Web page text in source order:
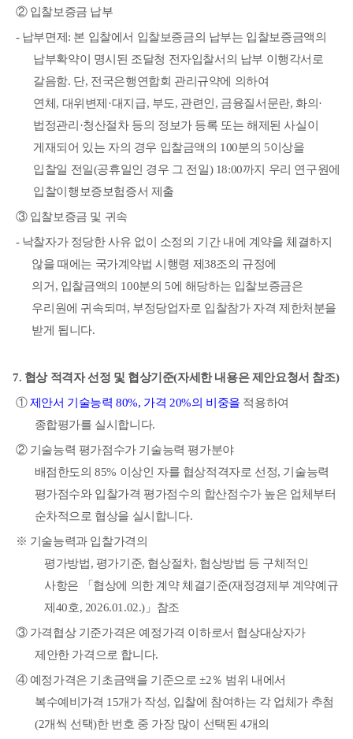
② 입찰보증금 납부
- 납부면제 : 본 입찰에서 입찰보증금의 납부는 입찰보증금액의
납부확약이 명시된 조달청 전자입찰서의 납부 이행각서로
갈음함. 단, 전국은행연합회 관리규약에 의하여
연체 , 대위 변제 ·대지급, 부도, 관련인 , 금융질서문란, 화의 ·
법정관리 ·청산절차 등의 정보가 등록 또는 해제된 사실이
게재되어 있는 자의 경우 입찰금액의 100분의 5이상을
입찰일 전일(공휴일인 경우 그 전일) 18:00까지 우리 연구원에
입찰이행보증보험증서 제출
③ 입찰보증금 및 귀속
- 낙찰자가 정당한 사유 없이 소정의 기간 내에 계약을 체결하지
않을 때에는 국가계약법시행령 제38조의 규정에
의거 , 입찰금액의 100분의 5에 해당하는 입찰보증금은
우리원에 귀속되며 , 부정당업자로 입찰참가 자격 제한처분을
받게 됩니다.
7. 협상 적격자 선정 및 협상기준(자세한 내용은 제안요청서 참조)
①제안서 기술능력80%, 가격 20%의 비중을 적용하여
종합평가를 실시합니다.
② 기술능력 평가점수가 기술능력 평가분야
배점한도의85% 이상인 자를 협상적격자로 선정, 기술능력
평가점수와 입찰가격 평가점수의 합산점수가 높은 업체부터
순차적으로 협상을 실시합니다.
※ 기술능력과 입찰가격의
평가방법, 평가기준, 협상절차, 협상방법 등 구체적인
사항은
「 협상에 의한 계약 체결기준(재정경제부 계약예규
제 40호, 2026.01.02.)」 참조
③ 가격협상 기준가격은 예정가격 이하로서 협상대상자가
제안한 가격으로 합니다.
④ 예정가격은 기초금액을 기준으로±2％ 범위 내에서
복수예비가격 15개가 작성, 입찰에 참여하는 각 업체가 추첨
(2개씩 선택)한 번호 중 가장 많이 선택된4개의